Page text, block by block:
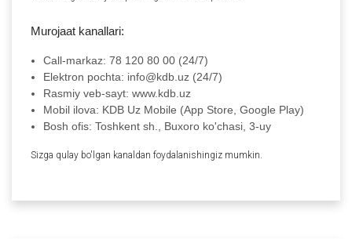
Murojaat kanallari:
Call-markaz: 78 120 80 00 (24/7)
Elektron pochta: info@kdb.uz (24/7)
Rasmiy veb-sayt: www.kdb.uz
Mobil ilova: KDB Uz Mobile (App Store, Google Play)
Bosh ofis: Toshkent sh., Buxoro ko'chasi, 3-uy
Sizga qulay bo'lgan kanaldan foydalanishingiz mumkin.